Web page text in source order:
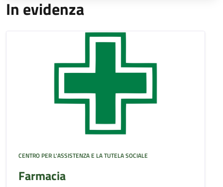
In evidenza
CENTRO PER L'ASSISTENZA E LA TUTELA SOCIALE
Farmacia